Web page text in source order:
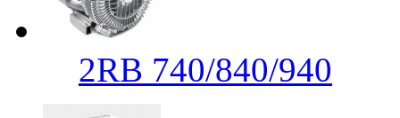
2RB 740/840/940